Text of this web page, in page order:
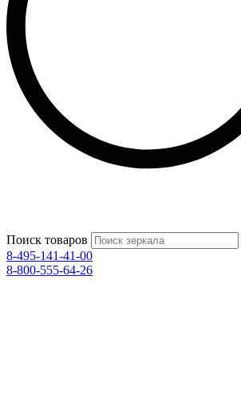
Поиск товаров
8-495-141-41-00
8-800-555-64-26